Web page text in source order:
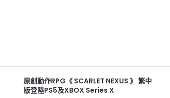
原創動作RPG《 SCARLET NEXUS 》 繁中
版登陸PS5及XBOX Series X